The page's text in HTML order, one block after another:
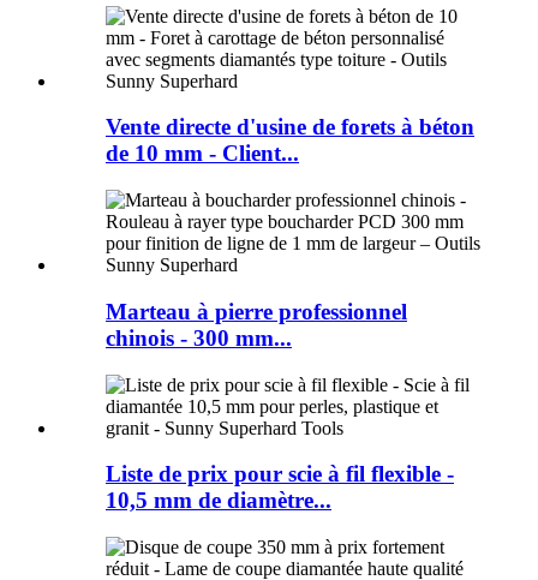
Vente directe d'usine de forets à béton
de 10 mm - Client...
Marteau à pierre professionnel
chinois - 300 mm...
Liste de prix pour scie à fil flexible -
10,5 mm de diamètre...